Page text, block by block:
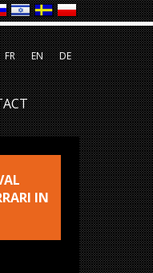
FR EN DE
IN